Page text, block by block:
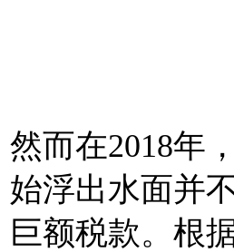
然而在2018年
始浮出水面并
巨额税款。根